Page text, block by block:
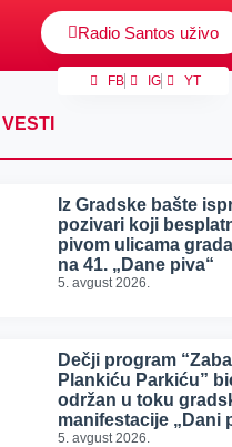
Radio Santos uživo
FB IG YT
Iz Gradske bašte
pozivari koji
pivom ulicama
na 41. „Dane piva“
5. avgust 2026.
Dečji program
Plankiću Parkiću”
održan u toku
manifestacije „Dani
5. avgust 2026.